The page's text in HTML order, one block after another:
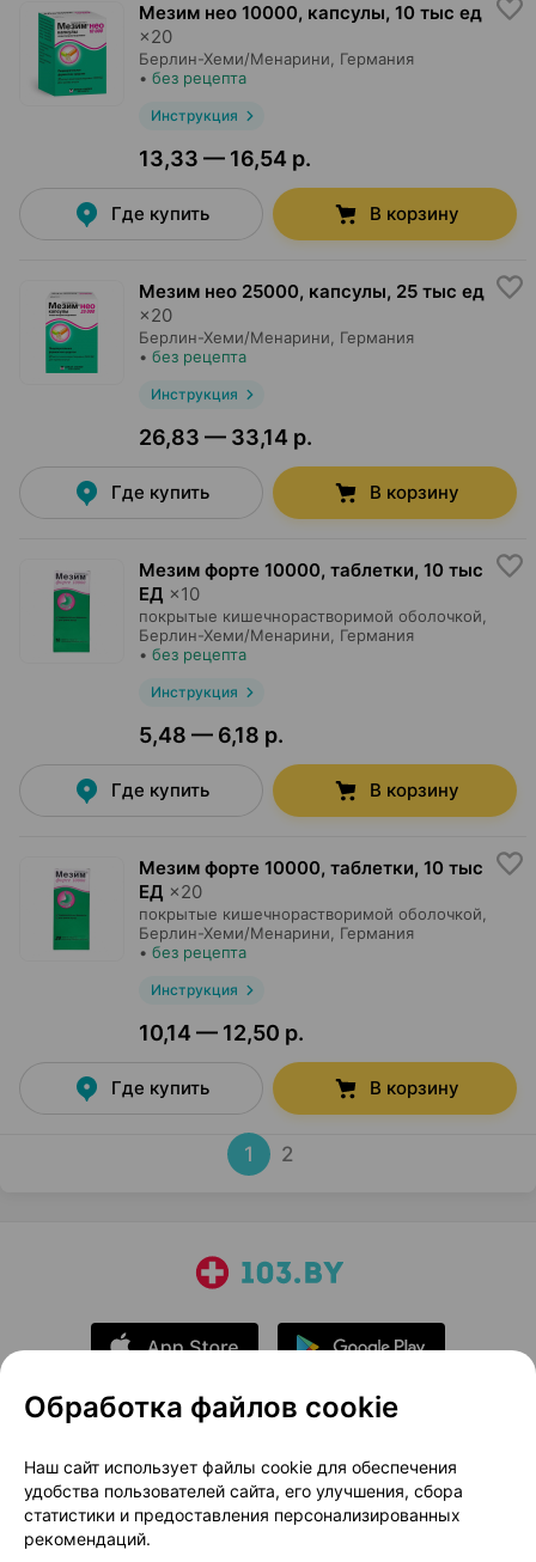
Мезим нео 10000, капсулы, 10 тыс ед
×20
Берлин-Хеми/Менарини , Германия
• без рецепта
Инструкция
13,33 — 16,54 р.
Где купить В корзину
Мезим нео 25000, капсулы, 25 тыс ед
×20
Берлин-Хеми/Менарини , Германия
• без рецепта
Инструкция
26,83 — 33,14 р.
Где купить В корзину
Мезим форте 10000, таблетки, 10 тыс
ЕД ×10
покрытые кишечнорастворимой оболочкой,
Берлин-Хеми/Менарини , Германия
• без рецепта
Инструкция
5,48 — 6,18 р.
Где купить В корзину
Мезим форте 10000, таблетки, 10 тыс
ЕД ×20
покрытые кишечнорастворимой оболочкой,
Берлин-Хеми/Менарини , Германия
• без рецепта
Инструкция
10,14 — 12,50 р.
Где купить В корзину
1 2
О проекте
Новости проекта
Размещение рекламы
Медицинский маркетинг
Публичный договор
Доставка
Обработка файлов cookie
Наш сайт использует файлы cookie для обеспечения
удобства пользователей сайта, его улучшения, сбора
статистики и предоставления персонализированных
рекомендаций.